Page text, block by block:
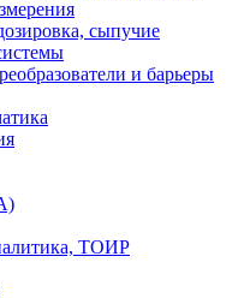
сыпучие
и барьеры
ТОИР